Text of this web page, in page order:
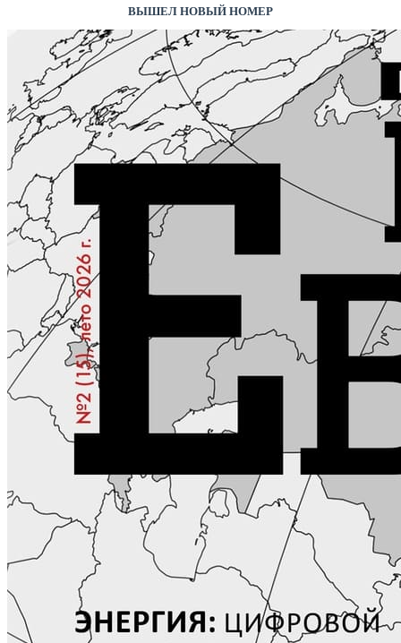
ВЫШЕЛ НОВЫЙ НОМЕР